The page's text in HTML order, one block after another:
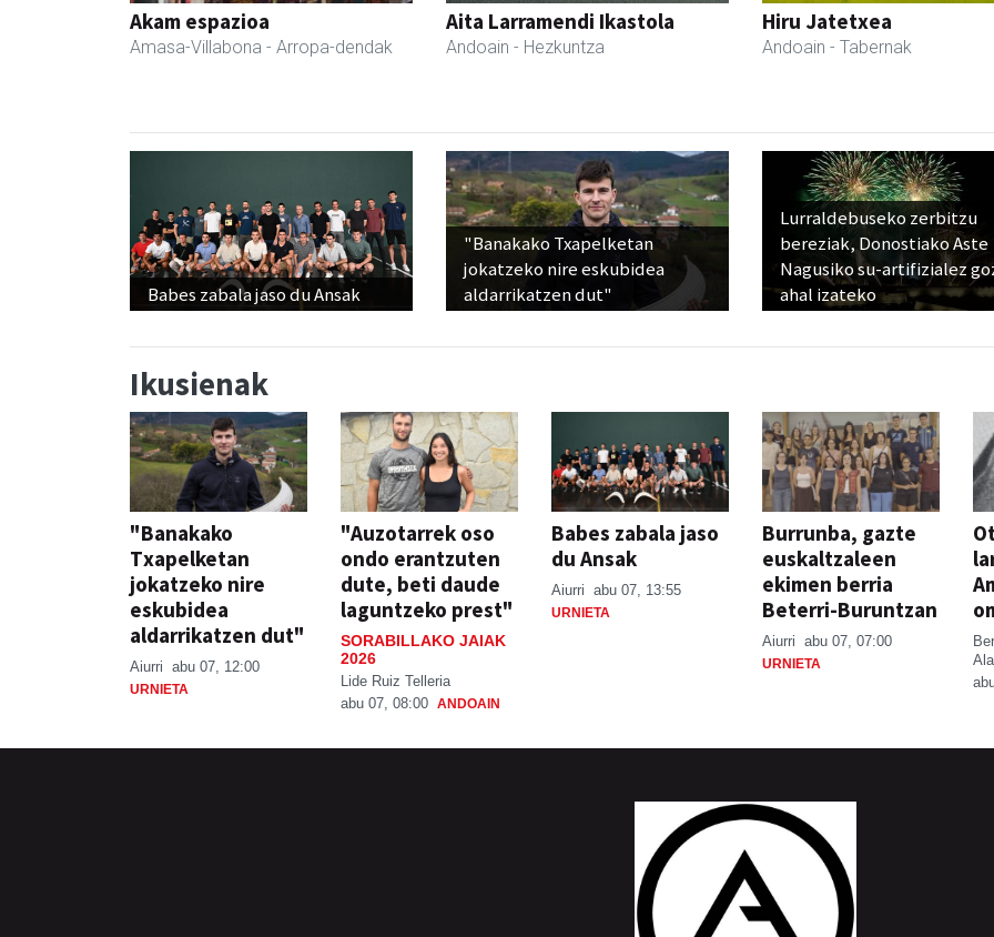
Akam espazioa
Amasa-Villabona - Arropa-dendak
Aita Larramendi Ikastola
Andoain - Hezkuntza
Hiru Jatetxea
Andoain - Tabernak
Babes zabala jaso du Ansak
"Banakako Txapelketan
jokatzeko nire eskubidea
aldarrikatzen dut"
Lurraldebuseko zerbitzu
bereziak, Donostiako Aste
Nagusiko su-artifizialez
ahal izateko
Ikusienak
"Banakako
Txapelketan
jokatzeko nire
eskubidea
aldarrikatzen dut"
Aiurri abu 07, 12:00
URNIETA
"Auzotarrek oso
ondo erantzuten
dute, beti daude
laguntzeko prest"
SORABILLAKO JAIAK
2026
Lide Ruiz Telleria
abu 07, 08:00 ANDOAIN
Babes zabala jaso
du Ansak
Aiurri abu 07, 13:55
URNIETA
Burrunba, gazte
euskaltzaleen
ekimen berria
Beterri-Buruntzan
Aiurri abu 07, 07:00
URNIETA